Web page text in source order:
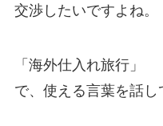
交渉したいですよね。
「海外仕入れ旅行」
で、使える言葉を話し